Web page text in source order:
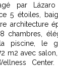
par
5 étoiles,
architecture
chambres,
piscine, le
m2 avec